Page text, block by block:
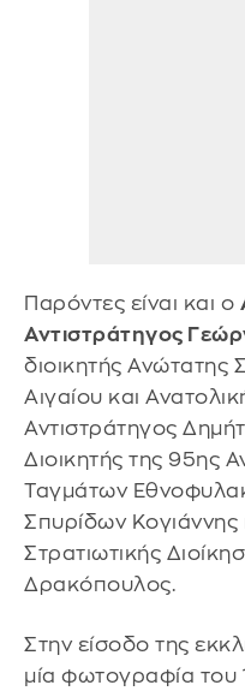
Παρόντες είναι και ο
Αντιστράτηγος
διοικητής Ανώτατης
Αιγαίου και
Αντιστράτηγος
Διοικητής της 95ης
Ταγμάτων
Σπυρίδων Κογιάννης
Στρατιωτικής
Δρακόπουλος.
Στην είσοδο της
μία φωτογραφία του